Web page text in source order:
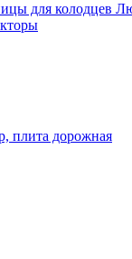
для колодцев
плита дорожная